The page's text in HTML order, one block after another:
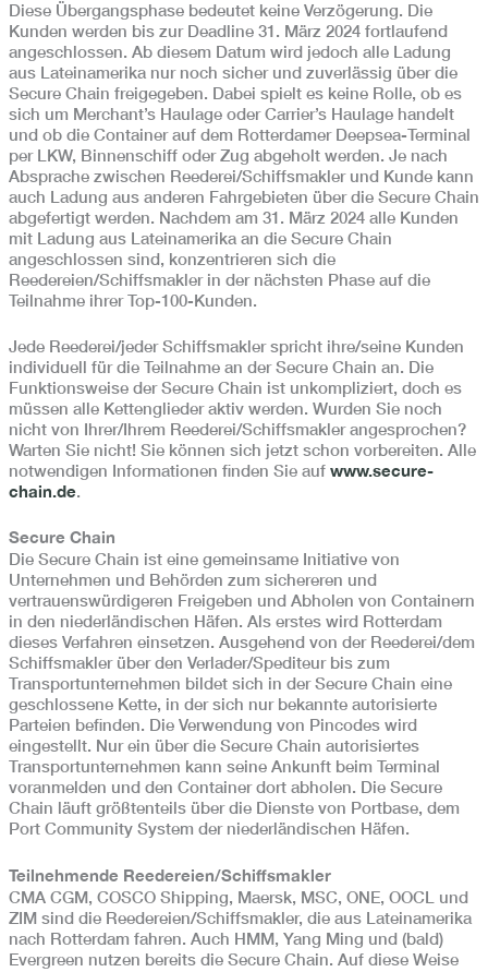
Diese Übergangsphase bedeutet keine Verzögerung. Die
Kunden werden bis zur Deadline 31. März 2024 fortlaufend
angeschlossen. Ab diesem Datum wird jedoch alle Ladung
aus Lateinamerika nur noch sicher und zuverlässig über die
Secure Chain freigegeben. Dabei spielt es keine Rolle, ob es
sich um Merchant’s Haulage oder Carrier’s Haulage handelt
und ob die Container auf dem Rotterdamer Deepsea-Terminal
per LKW, Binnenschiff oder Zug abgeholt werden. Je nach
Absprache zwischen Reederei/Schiffsmakler und Kunde kann
auch Ladung aus anderen Fahrgebieten über die Secure Chain
abgefertigt werden. Nachdem am 31. März 2024 alle Kunden
mit Ladung aus Lateinamerika an die Secure Chain
angeschlossen sind, konzentrieren sich die
Reedereien/Schiffsmakler in der nächsten Phase auf die
Teilnahme ihrer Top-100-Kunden.
Jede Reederei/jeder Schiffsmakler spricht ihre/seine Kunden
individuell für die Teilnahme an der Secure Chain an. Die
Funktionsweise der Secure Chain ist unkompliziert, doch es
müssen alle Kettenglieder aktiv werden. Wurden Sie noch
nicht von Ihrer/Ihrem Reederei/Schiffsmakler angesprochen?
Warten Sie nicht! Sie können sich jetzt schon vorbereiten. Alle
notwendigen Informationen finden Sie auf www.secure-
chain.de.
Secure Chain
Die Secure Chain ist eine gemeinsame Initiative von
Unternehmen und Behörden zum sichereren und
vertrauenswürdigeren Freigeben und Abholen von Containern
in den niederländischen Häfen. Als erstes wird Rotterdam
dieses Verfahren einsetzen. Ausgehend von der Reederei/dem
Schiffsmakler über den Verlader/Spediteur bis zum
Transportunternehmen bildet sich in der Secure Chain eine
geschlossene Kette, in der sich nur bekannte autorisierte
Parteien befinden. Die Verwendung von Pincodes wird
eingestellt. Nur ein über die Secure Chain autorisiertes
Transportunternehmen kann seine Ankunft beim Terminal
voranmelden und den Container dort abholen. Die Secure
Chain läuft größtenteils über die Dienste von Portbase, dem
Port Community System der niederländischen Häfen.
Teilnehmende Reedereien/Schiffsmakler
CMA CGM, COSCO Shipping, Maersk, MSC, ONE, OOCL und
ZIM sind die Reedereien/Schiffsmakler, die aus Lateinamerika
nach Rotterdam fahren. Auch HMM, Yang Ming und (bald)
Evergreen nutzen bereits die Secure Chain. Auf diese Weise